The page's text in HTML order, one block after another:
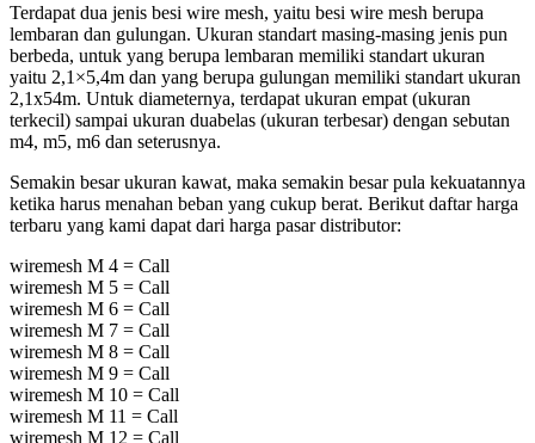
Terdapat dua jenis besi wire mesh, yaitu besi wire mesh berupa
lembaran dan gulungan. Ukuran standart masing-masing jenis pun
berbeda, untuk yang berupa lembaran memiliki standart ukuran
yaitu 2,1×5,4m dan yang berupa gulungan memiliki standart ukuran
2,1x54m. Untuk diameternya, terdapat ukuran empat (ukuran
terkecil) sampai ukuran duabelas (ukuran terbesar) dengan sebutan
m4, m5, m6 dan seterusnya.
Semakin besar ukuran kawat, maka semakin besar pula kekuatannya
ketika harus menahan beban yang cukup berat. Berikut daftar harga
terbaru yang kami dapat dari harga pasar distributor:
wiremesh M 4 = Call
wiremesh M 5 = Call
wiremesh M 6 = Call
wiremesh M 7 = Call
wiremesh M 8 = Call
wiremesh M 9 = Call
wiremesh M 10 = Call
wiremesh M 11 = Call
wiremesh M 12 = Call